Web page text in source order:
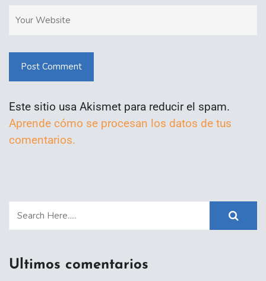
Post Comment
Este sitio usa Akismet para reducir el spam.
Aprende cómo se procesan los datos de tus
comentarios.
Ultimos comentarios